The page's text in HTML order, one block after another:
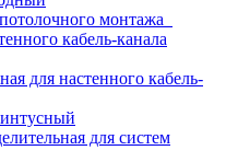
монтажа
кабель-канала
для настенного кабель-
для систем